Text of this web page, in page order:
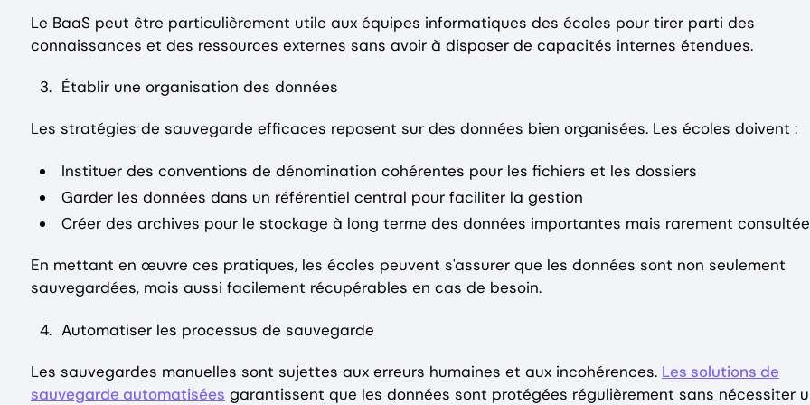
Le BaaS peut être particulièrement utile aux équipes informatiques des écoles pour tirer parti des
connaissances et des ressources externes sans avoir à disposer de capacités internes étendues.
Établir une organisation des données
Les stratégies de sauvegarde efficaces reposent sur des données bien organisées. Les écoles doivent :
Instituer des conventions de dénomination cohérentes pour les fichiers et les dossiers
Garder les données dans un référentiel central pour faciliter la gestion
Créer des archives pour le stockage à long terme des données importantes mais rarement
En mettant en œuvre ces pratiques, les écoles peuvent s'assurer que les données sont non seulement
sauvegardées, mais aussi facilement récupérables en cas de besoin.
Automatiser les processus de sauvegarde
Les sauvegardes manuelles sont sujettes aux erreurs humaines et aux incohérences. Les solutions de
sauvegarde automatisées garantissent que les données sont protégées régulièrement sans nécessiter